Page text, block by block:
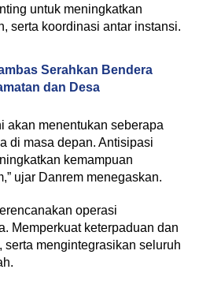
untuk meningkatkan
serta koordinasi antar instansi.
Serahkan Bendera
dan Desa
akan menentukan seberapa
di masa depan. Antisipasi
kemampuan
ujar Danrem menegaskan.
operasi
Memperkuat keterpaduan dan
serta mengintegrasikan seluruh